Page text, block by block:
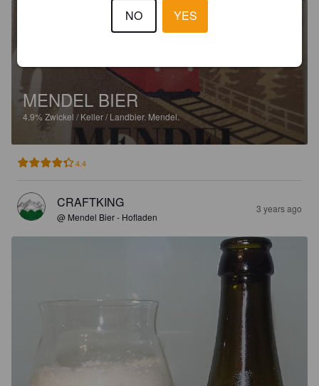
MENDEL BIER
4.9%Zwickel / Keller / Landbier. Mendel.
4.4
CRAFTKING
@ Mendel Bier - Hofladen
3 years ago
NO YES